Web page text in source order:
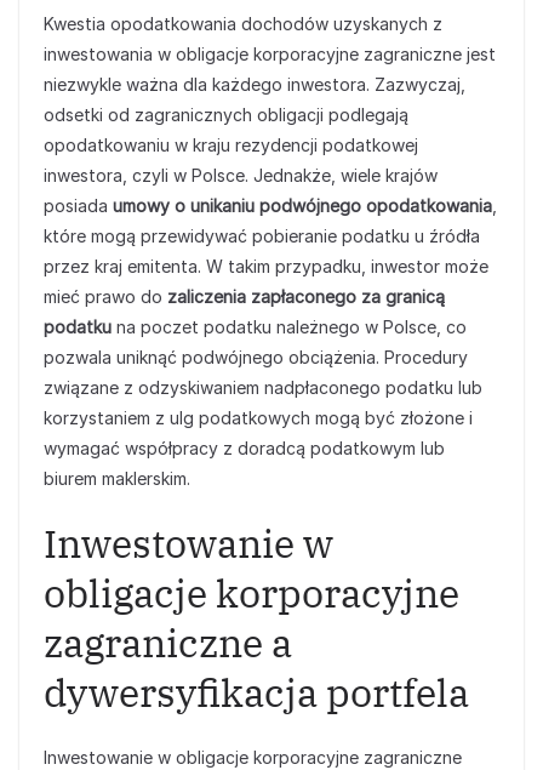
Kwestia opodatkowania dochodów uzyskanych z
inwestowania w obligacje korporacyjne zagraniczne jest
niezwykle ważna dla każdego inwestora. Zazwyczaj,
odsetki od zagranicznych obligacji podlegają
opodatkowaniu w kraju rezydencji podatkowej
inwestora, czyli w Polsce. Jednakże, wiele krajów
posiada umowy o unikaniu podwójnego opodatkowania
które mogą przewidywać pobieranie podatku u źródła
przez kraj emitenta. W takim przypadku, inwestor może
mieć prawo do zaliczenia zapłaconego za granicą
podatku na poczet podatku należnego w Polsce, co
pozwala uniknąć podwójnego obciążenia. Procedury
związane z odzyskiwaniem nadpłaconego podatku lub
korzystaniem z ulg podatkowych mogą być złożone i
wymagać współpracy z doradcą podatkowym lub
biurem maklerskim.
Inwestowanie w
obligacje korporacyjne
zagraniczne a
dywersyfikacja portfela
Inwestowanie w obligacje korporacyjne zagraniczne